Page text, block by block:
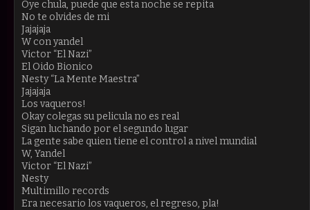
Oye chula, puede que esta noche se repita
No te olvides de mi
Jajajaja
W con yandel
Victor “El Nazi”
El Oido Bionico
Nesty “La Mente Maestra”
Jajajaja
Los vaqueros!
Okay colegas su pelicula no es real
Sigan luchando por el segundo lugar
La gente sabe quien tiene el control a nivel mundial
W, Yandel
Victor “El Nazi”
Nesty
Multimillo records
Era necesario los vaqueros, el regreso, pla!